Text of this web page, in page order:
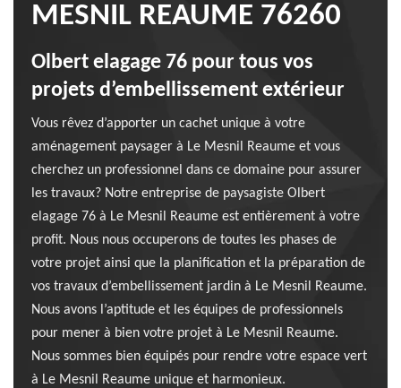
MESNIL REAUME 76260
Olbert elagage 76 pour tous vos
projets d’embellissement extérieur
Vous rêvez d’apporter un cachet unique à votre
aménagement paysager à Le Mesnil Reaume et vous
cherchez un professionnel dans ce domaine pour assurer
les travaux? Notre entreprise de paysagiste Olbert
elagage 76 à Le Mesnil Reaume est entièrement à votre
profit. Nous nous occuperons de toutes les phases de
votre projet ainsi que la planification et la préparation de
vos travaux d’embellissement jardin à Le Mesnil Reaume.
Nous avons l’aptitude et les équipes de professionnels
pour mener à bien votre projet à Le Mesnil Reaume.
Nous sommes bien équipés pour rendre votre espace vert
à Le Mesnil Reaume unique et harmonieux.